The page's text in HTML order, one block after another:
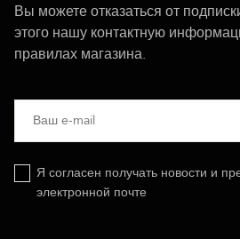
Вы можете отказаться от
этого нашу контактную
правилах магазина.
Я согласен получать новости и
электронной почте